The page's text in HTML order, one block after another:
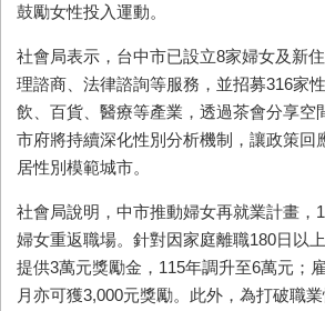
鼓勵女性投入運動。
社會局表示，台中市已設立8家婦女及新
理諮商、法律諮詢等服務，並招募316家
飲、百貨、醫療等產業，透過茶會分享空
市府將持續深化性別分析機制，讓政策回
居性別模範城市。
社會局說明，中市推動婦女再就業計畫，
婦女重返職場。針對因家庭離職180日以
提供3萬元獎勵金，115年調升至6萬元；
月亦可獲3,000元獎勵。此外，為打破職